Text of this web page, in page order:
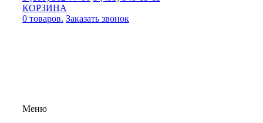
КОРЗИНА
0 товаров. Заказать звонок
Меню